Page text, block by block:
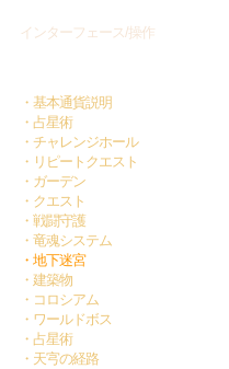
インターフェース/操作
・基本通貨説明
・占星術
・チャレンジホール
・リピートクエスト
・ガーデン
・クエスト
・戦闘守護
・竜魂システム
・地下迷宮
・建築物
・コロシアム
・ワールドボス
・占星術
・天宆の経路